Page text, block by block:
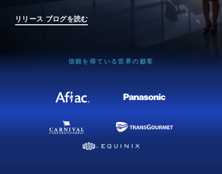
リリース ブログを読む
信頼を得ている世界の顧客